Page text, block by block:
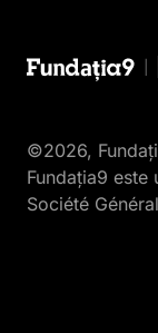
©2026,
Fundația9 este
Société